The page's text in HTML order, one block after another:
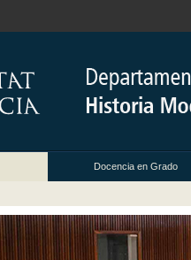
Docencia en Grado